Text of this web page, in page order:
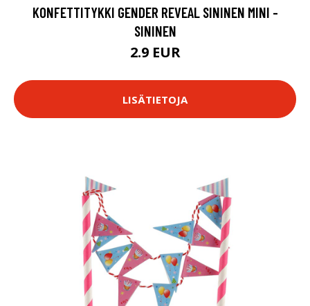
KONFETTITYKKI GENDER REVEAL SININEN MINI -
SININEN
2.9 EUR
LISÄTIETOJA